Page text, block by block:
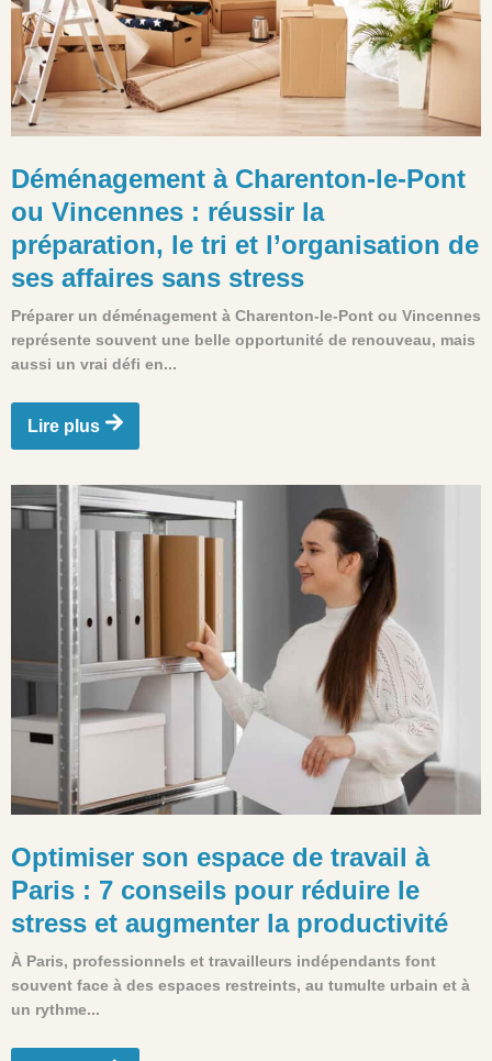
Déménagement à Charenton-le-Pont
ou Vincennes : réussir la
préparation, le tri et l’organisation de
ses affaires sans stress
Préparer un déménagement à Charenton-le-Pont ou Vincennes
représente souvent une belle opportunité de renouveau, mais
aussi un vrai défi en...
Lire plus
Optimiser son espace de travail à
Paris : 7 conseils pour réduire le
stress et augmenter la productivité
À Paris, professionnels et travailleurs indépendants font
souvent face à des espaces restreints, au tumulte urbain et à
un rythme...